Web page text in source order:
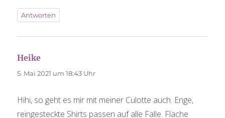
Antworten
Heike
5. Mai 2021 um 18:43 Uhr
Hihi, so geht es mir mit meiner Culotte auch. Enge,
reingesteckte Shirts passen auf alle Fälle. Fläche